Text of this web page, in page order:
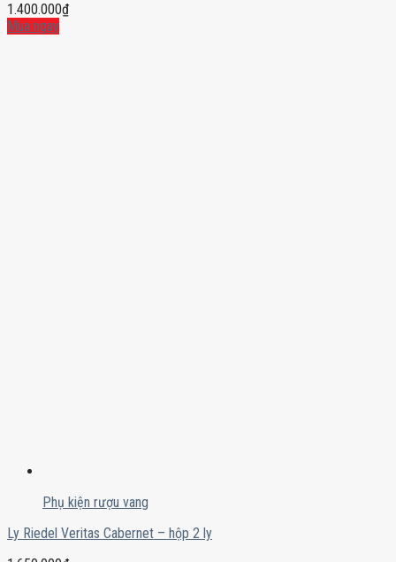
1.400.000₫
Mua ngay
Phụ kiện rượu vang
Ly Riedel Veritas Cabernet – hộp 2 ly